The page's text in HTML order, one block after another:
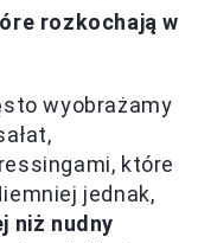
rozkochają w
wyobrażamy
które
jednak,
niż nudny